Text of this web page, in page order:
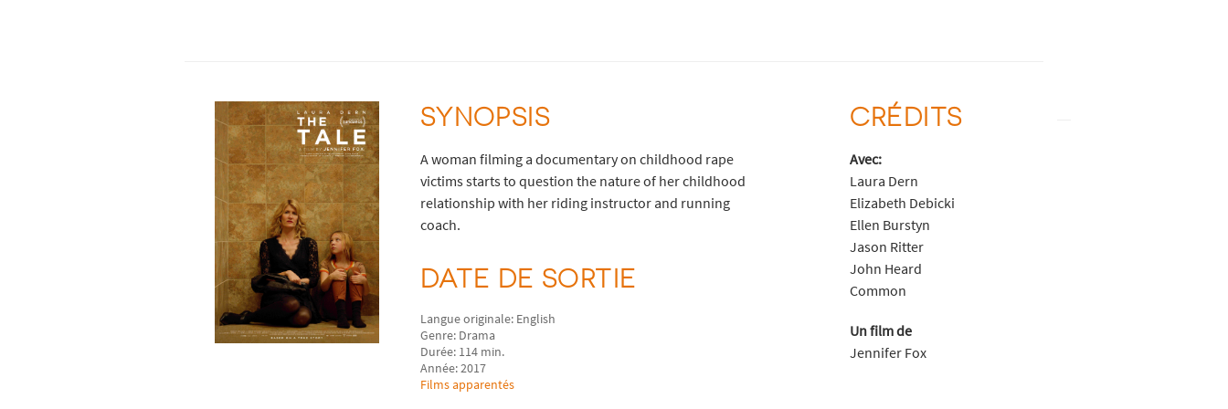
SYNOPSIS
A woman filming a documentary on childhood rape
victims starts to question the nature of her childhood
relationship with her riding instructor and running
coach.
DATE DE SORTIE
Langue originale: English
Genre: Drama
Durée: 114 min.
Année: 2017
Films apparentés
CRÉDITS
Avec:
Laura Dern
Elizabeth Debicki
Ellen Burstyn
Jason Ritter
John Heard
Common
Un film de
Jennifer Fox